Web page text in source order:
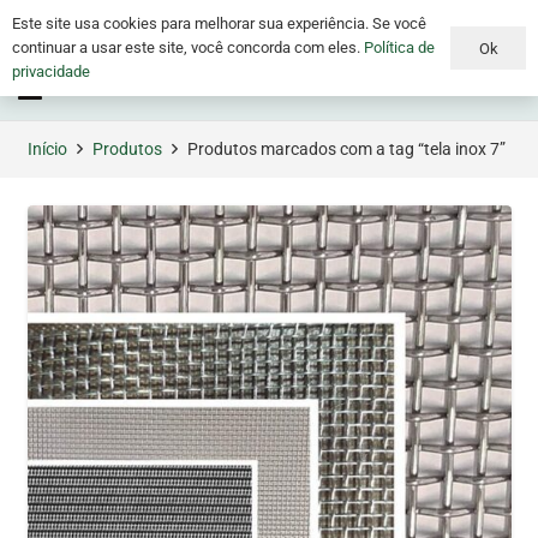
Início Produtos Produtos marcados com a tag “tela inox 7”
Este site usa cookies para melhorar sua experiência. Se você
continuar a usar este site, você concorda com eles. Política de
privacidade
Ok